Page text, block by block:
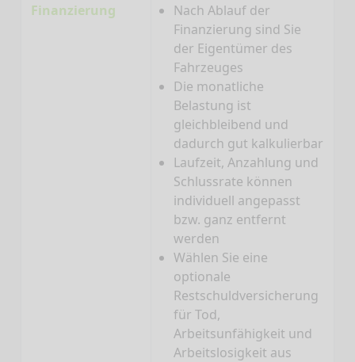
Finanzierung
Nach Ablauf der
Finanzierung sind Sie
der Eigentümer des
Fahrzeuges
Die monatliche
Belastung ist
gleichbleibend und
dadurch gut kalkulierbar
Laufzeit, Anzahlung und
Schlussrate können
individuell angepasst
bzw. ganz entfernt
werden
Wählen Sie eine
optionale
Restschuldversicherung
für Tod,
Arbeitsunfähigkeit und
Arbeitslosigkeit aus